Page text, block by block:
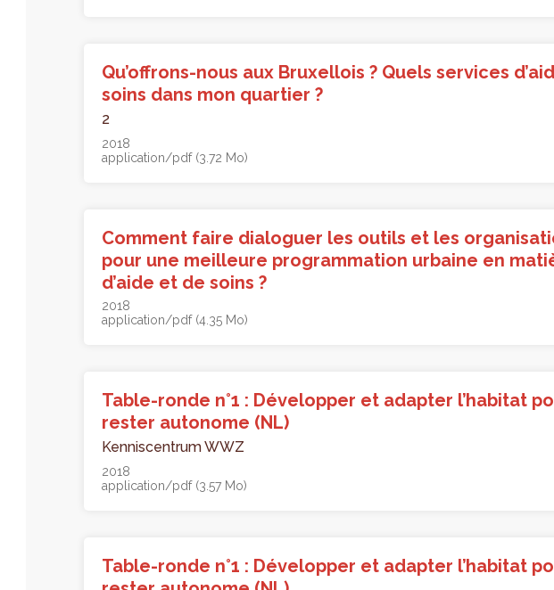
Qu’offrons-nous aux Bruxellois ? Quels services
soins dans mon quartier ?
2
2018
application/pdf (3.72 Mo)
Comment faire dialoguer les outils et les
pour une meilleure programmation urbaine en
d’aide et de soins ?
2018
application/pdf (4.35 Mo)
Table-ronde n°1 : Développer et adapter l’habitat
rester autonome (NL)
Kenniscentrum WWZ
2018
application/pdf (3.57 Mo)
Table-ronde n°1 : Développer et adapter l’habitat